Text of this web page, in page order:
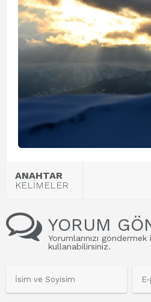
ANAHTAR
KELİMELER
YORUM
Yorumlarınızı
kullanabilirsiniz.